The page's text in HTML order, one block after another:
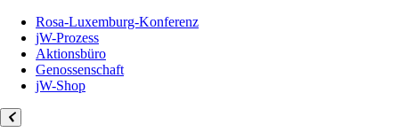
Rosa-Luxemburg-Konferenz
jW-Prozess
Aktionsbüro
Genossenschaft
jW-Shop